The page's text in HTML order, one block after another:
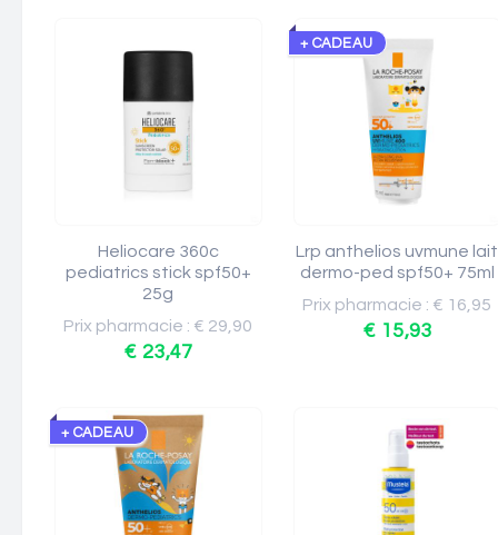
Heliocare 360c
pediatrics stick spf50+
25g
Prix pharmacie : € 29,90
€ 23,47
+ CADEAU
Lrp anthelios uvmune lait
dermo-ped spf50+ 75ml
Prix pharmacie : € 16,95
€ 15,93
+ CADEAU